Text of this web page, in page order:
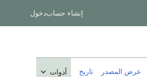
إنشاء حسابدخول
عرض المصدر تاريخ أدوات